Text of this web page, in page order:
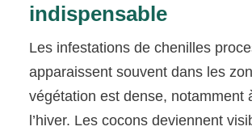
indispensable
Les infestations de chenilles
apparaissent souvent dans les
végétation est dense, notamment
l’hiver. Les cocons deviennent